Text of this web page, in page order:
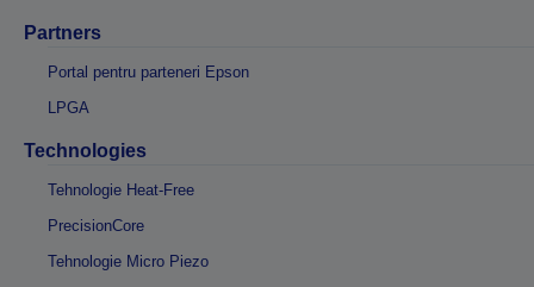
Partners
Portal pentru parteneri Epson
LPGA
Technologies
Tehnologie Heat-Free
PrecisionCore
Tehnologie Micro Piezo